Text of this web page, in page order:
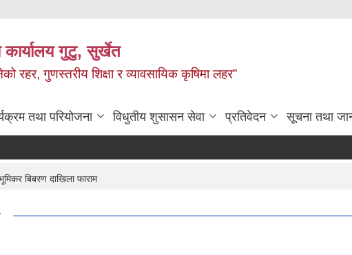
कार्यालय गुटु, सुर्खेत
रहर, गुणस्तरीय शिक्षा र व्यावसायिक कृषिमा लहर”
तथा परियोजना विधुतीय शुसासन सेवा प्रतिवेदन सूचना तथा
बिबरण दाखिला फाराम